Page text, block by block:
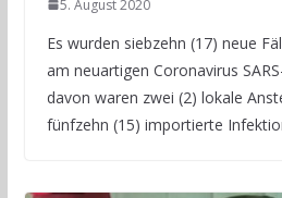
5. August 2020
Es wurden siebzehn (17) neue
am neuartigen Coronavirus
davon waren zwei (2) lokale
fünfzehn (15) importierte